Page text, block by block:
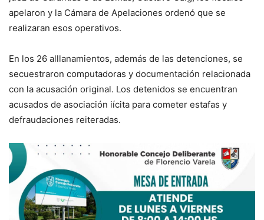
apelaron y la Cámara de Apelaciones ordenó que se
realizaran esos operativos.
En los 26 alllanamientos, además de las detenciones, se
secuestraron computadoras y documentación relacionada
con la acusación original. Los detenidos se encuentran
acusados de asociación iícita para cometer estafas y
defraudaciones reiteradas.